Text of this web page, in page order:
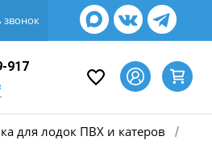
звонок
917
для лодок ПВХ и катеров /